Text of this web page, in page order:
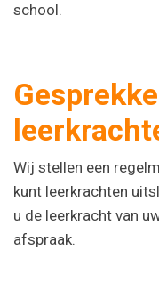
school.
Wij stellen een
kunt leerkrachten
u de leerkracht van
afspraak.